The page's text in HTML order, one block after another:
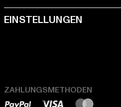
ZAHLUNGSMETHODEN